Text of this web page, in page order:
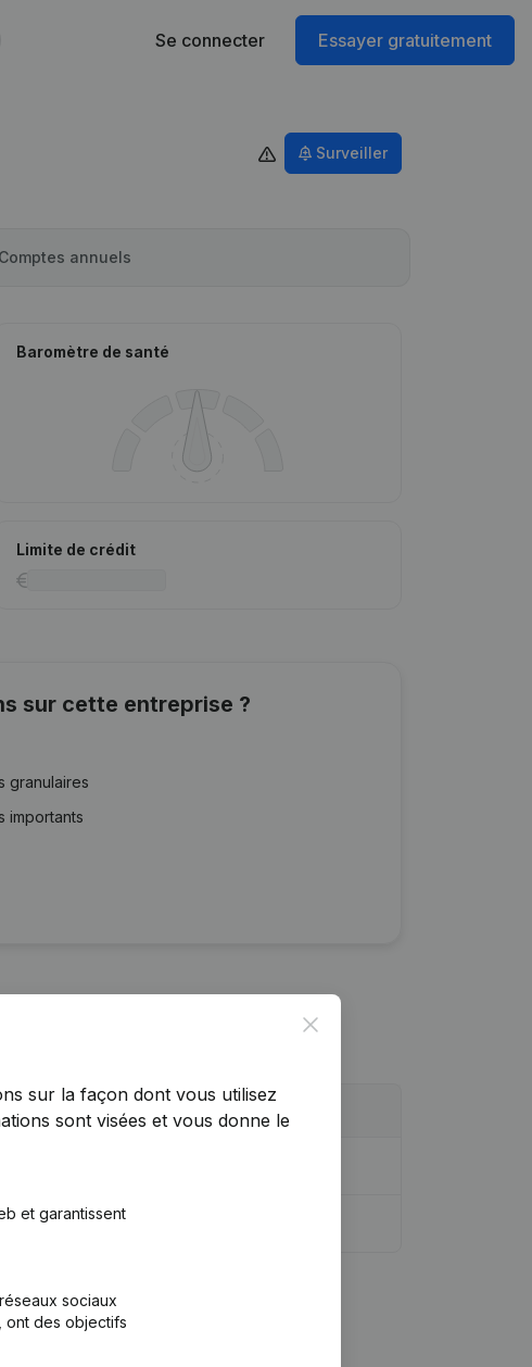
Se connecter Essayer gratuitement
Surveiller
Comptes annuels
Baromètre de santé
Limite de crédit
sur cette entreprise ?
granulaires
importants
(NL)
Close
sur la façon dont vous utilisez
sont visées et vous donne le
et garantissent
sociaux
ont des objectifs